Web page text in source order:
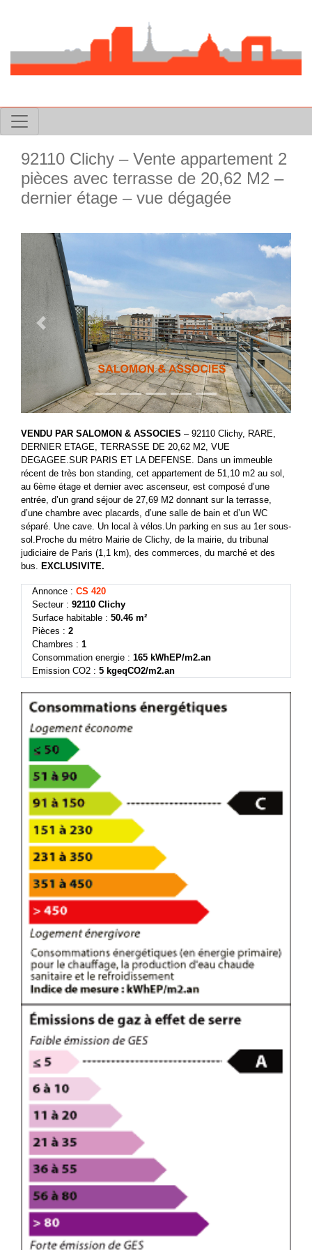
92110 Clichy – Vente appartement 2
pièces avec terrasse de 20,62 M2 –
dernier étage – vue dégagée
Previous Next
VENDU PAR SALOMON & ASSOCIES – 92110 Clichy, RARE,
DERNIER ETAGE, TERRASSE DE 20,62 M2, VUE
DEGAGEE.SUR PARIS ET LA DEFENSE. Dans un immeuble
récent de très bon standing, cet appartement de 51,10 m2 au sol,
au 6ème étage et dernier avec ascenseur, est composé d’une
entrée, d’un grand séjour de 27,69 M2 donnant sur la terrasse,
d’une chambre avec placards, d’une salle de bain et d’un WC
séparé. Une cave. Un local à vélos.Un parking en sus au 1er sous-
sol.Proche du métro Mairie de Clichy, de la mairie, du tribunal
judiciaire de Paris (1,1 km), des commerces, du marché et des
bus. EXCLUSIVITE.
Annonce : CS 420
Secteur : 92110 Clichy
Surface habitable : 50.46 m²
Pièces : 2
Chambres : 1
Consommation energie : 165 kWhEP/m2.an
Emission CO2 : 5 kgeqCO2/m2.an